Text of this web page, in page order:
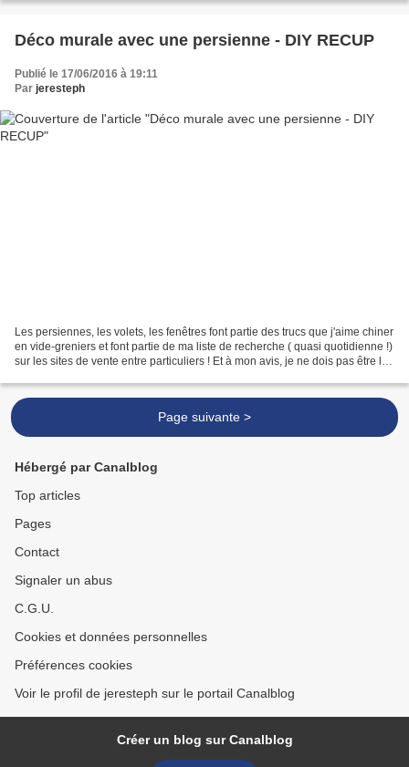
Déco murale avec une persienne - DIY RECUP
Publié le 17/06/2016 à 19:11
Par jeresteph
Les persiennes, les volets, les fenêtres font partie des trucs que j'aime chiner
en vide-greniers et font partie de ma liste de recherche ( quasi quotidienne !)
sur les sites de vente entre particuliers ! Et à mon avis, je ne dois pas être la
Page suivante >
Hébergé par Canalblog
Top articles
Pages
Contact
Signaler un abus
C.G.U.
Cookies et données personnelles
Préférences cookies
Voir le profil de jeresteph sur le portail Canalblog
Créer un blog sur Canalblog